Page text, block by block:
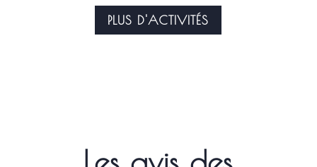
PLUS D'ACTIVITÉS